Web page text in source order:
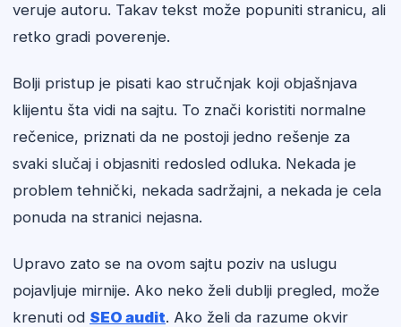
veruje autoru. Takav tekst može popuniti stranicu, ali
retko gradi poverenje.
Bolji pristup je pisati kao stručnjak koji objašnjava
klijentu šta vidi na sajtu. To znači koristiti normalne
rečenice, priznati da ne postoji jedno rešenje za
svaki slučaj i objasniti redosled odluka. Nekada je
problem tehnički, nekada sadržajni, a nekada je cela
ponuda na stranici nejasna.
Upravo zato se na ovom sajtu poziv na uslugu
pojavljuje mirnije. Ako neko želi dublji pregled, može
krenuti od SEO audit. Ako želi da razume okvir